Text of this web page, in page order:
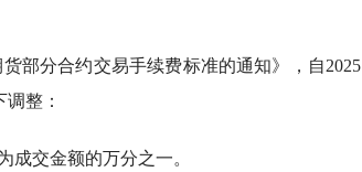
部分合约交易手续费标准的通知》，自2025
整：
成交金额的万分之一。